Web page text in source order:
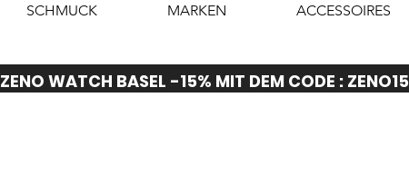
SCHMUCK MARKEN ACCESSOIRES
ZENO WATCH BASEL -15% MIT DEM CODE : ZENO15